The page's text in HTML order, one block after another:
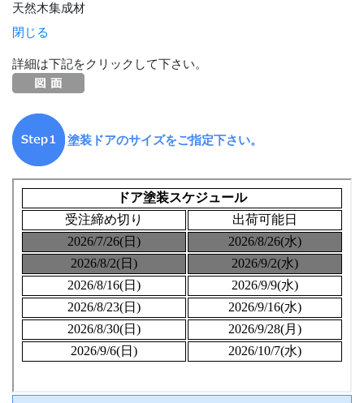
天然木集成材
閉じる
詳細は下記をクリックして下さい。
塗装ドアのサイズをご指定下さい。